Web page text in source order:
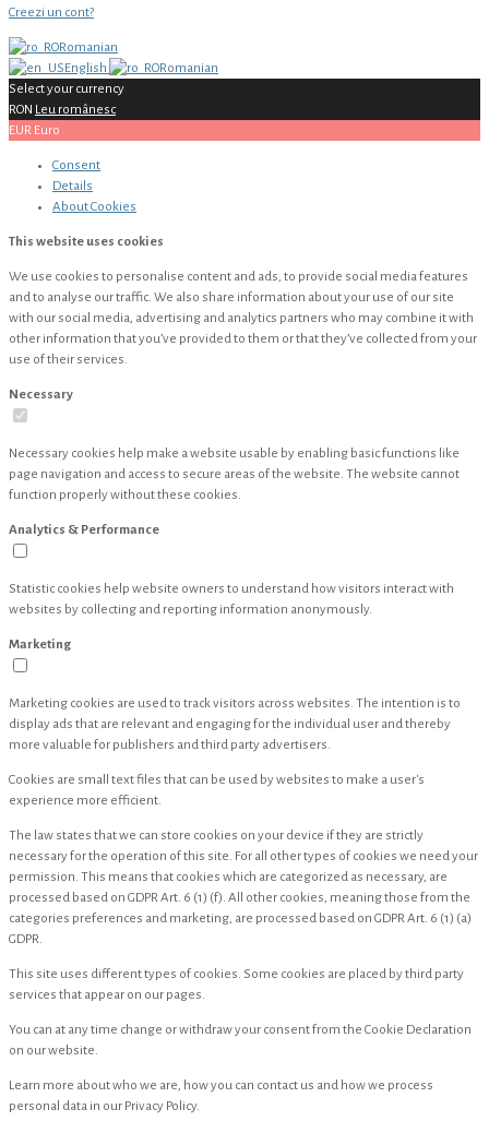
Creezi un cont?
Romanian
English
Romanian
Select your currency
RON Leu românesc
EUR Euro
Consent
Details
AboutCookies
This website uses cookies
We use cookies to personalise content and ads, to provide social media features
and to analyse our traffic. We also share information about your use of our site
with our social media, advertising and analytics partners who may combine it with
other information that you’ve provided to them or that they’ve collected from your
use of their services.
Necessary
Necessary cookies help make a website usable by enabling basic functions like
page navigation and access to secure areas of the website. The website cannot
function properly without these cookies.
Analytics & Performance
Statistic cookies help website owners to understand how visitors interact with
websites by collecting and reporting information anonymously.
Marketing
Marketing cookies are used to track visitors across websites. The intention is to
display ads that are relevant and engaging for the individual user and thereby
more valuable for publishers and third party advertisers.
Cookies are small text files that can be used by websites to make a user's
experience more efficient.
The law states that we can store cookies on your device if they are strictly
necessary for the operation of this site. For all other types of cookies we need your
permission. This means that cookies which are categorized as necessary, are
processed based on GDPR Art. 6 (1) (f). All other cookies, meaning those from the
categories preferences and marketing, are processed based on GDPR Art. 6 (1) (a)
GDPR.
This site uses different types of cookies. Some cookies are placed by third party
services that appear on our pages.
You can at any time change or withdraw your consent from the Cookie Declaration
on our website.
Learn more about who we are, how you can contact us and how we process
personal data in our Privacy Policy.